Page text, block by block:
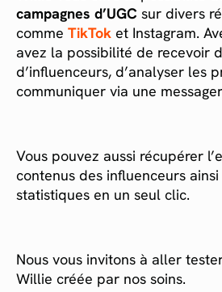
campagnes d’UGC sur divers
comme TikTok et Instagram.
avez la possibilité de recevoir
d’influenceurs, d’analyser les
communiquer via une
Vous pouvez aussi récupérer
contenus des influenceurs
statistiques en un seul clic.
Nous vous invitons à aller
Willie créée par nos soins.